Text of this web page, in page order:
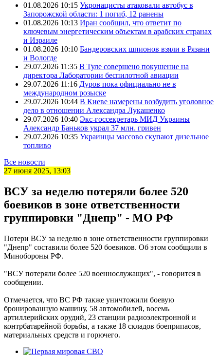
01.08.2026 10:15 Укронацисты атаковали автобус в
Запорожской области: 1 погиб, 12 ранены
01.08.2026 10:13 Иран сообщил, что ответит по
ключевым энергетическим объектам в арабских странах
и Израиле
01.08.2026 10:10 Бандеровских шпионов взяли в Рязани
и Вологде
29.07.2026 11:35 В Туле совершено покушение на
директора Лаборатории беспилотной авиации
29.07.2026 11:16 Дуров пока официально не в
международном розыске
29.07.2026 10:44 В Киеве намерены возбудить уголовное
дело в отношении Александра Лукашенко
29.07.2026 10:40 Экс-госсекретарь МИД Украины
Александр Баньков украл 37 млн. гривен
29.07.2026 10:35 Украинцы массово скупают дизельное
топливо
Все новости
27 июня 2025, 13:03
ВСУ за неделю потеряли более 520
боевиков в зоне ответственности
группировки "Днепр" - МО РФ
Потери ВСУ за неделю в зоне ответственности группировки
"Днепр" составили более 520 боевиков. Об этом сообщили в
Минобороны РФ.
"ВСУ потеряли более 520 военнослужащих", - говорится в
сообщении.
Отмечается, что ВС РФ также уничтожили боевую
бронированную машину, 58 автомобилей, восемь
артиллерийских орудий, 23 станции радиоэлектронной и
контрбатарейной борьбы, а также 18 складов боеприпасов,
материальных средств и горючего.